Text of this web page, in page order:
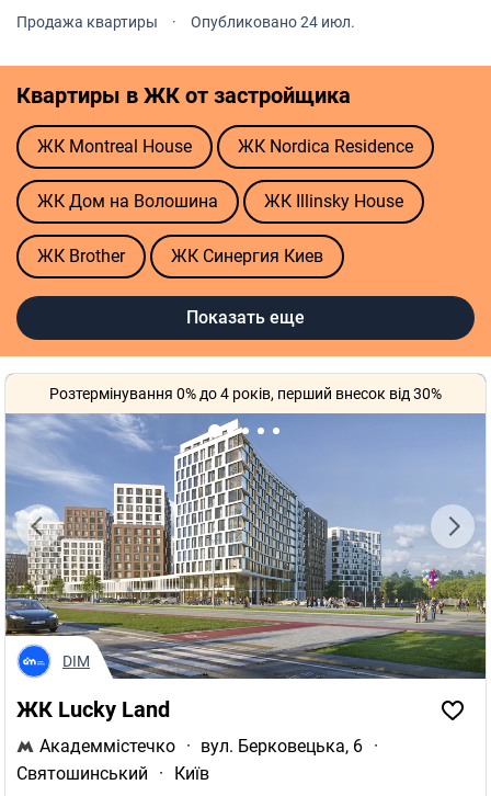
вкуса.
Продажа квартиры · Опубликовано 24 июл.
Квартиры в ЖК от застройщика
ЖК Montreal House ЖК Nordica Residence
ЖК Дом на Волошина ЖК Illinsky House
ЖК Brother ЖК Синергия Киев
ЖК Русановская Гавань
ЖК Кришталеві джерела
ЖК Maxima Residence ЖК Файна Таун
ЖК Podol Plaza & Residence
Полезные ссылки
Агентства недвижимости в Киеве
Показать еще
ЖК Lucky Land
Академмістечко · вул. Берковецька, 6 ·
Святошинський
· Київ
Розтермінування 0% до 4 років, перший внесок від 30%
DIM